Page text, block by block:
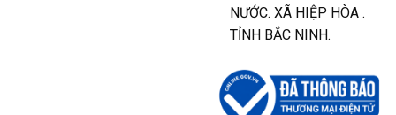
NƯỚC. XÃ HIỆP HÒA .
TỈNH BẮC NINH.